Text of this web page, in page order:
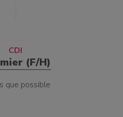
CDI
(F/H)
que possible